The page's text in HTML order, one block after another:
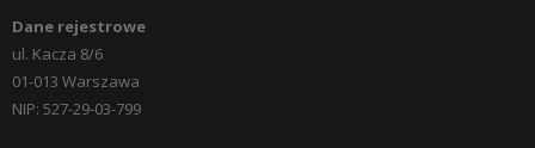
- Biurowe
- Świąteczne
Dane rejestrowe
ul. Kacza 8/6
01-013 Warszawa
NIP: 527-29-03-799